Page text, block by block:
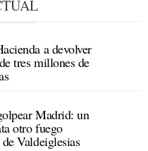
a devolver
tres millones de
Madrid: un
otro fuego
Valdeiglesias